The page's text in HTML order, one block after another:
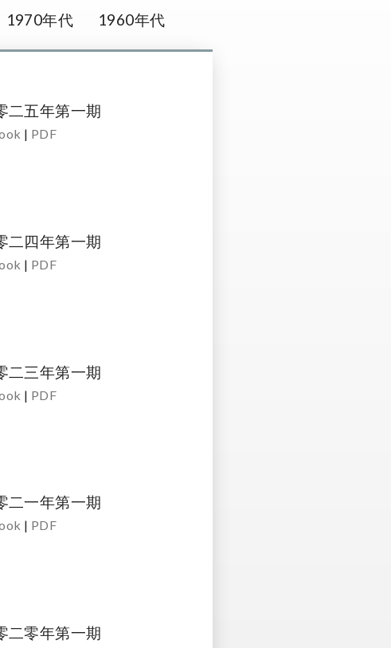
1970年代 1960年代
二五年第一期
| PDF
二四年第一期
| PDF
二三年第一期
| PDF
二一年第一期
| PDF
二零年第一期